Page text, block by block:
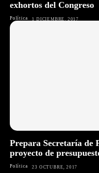
exhortos del Congreso
Política 1 DICIEMBRE, 2017
Prepara Secretaría de
proyecto de
Política 23 OCTUBRE, 2017